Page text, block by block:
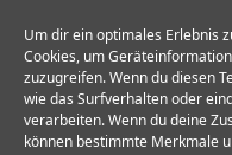
Um dir ein optimales Erlebnis
Cookies, um
zuzugreifen. Wenn du diesen
wie das Surfverhalten oder
verarbeiten. Wenn du deine
können bestimmte Merkmale